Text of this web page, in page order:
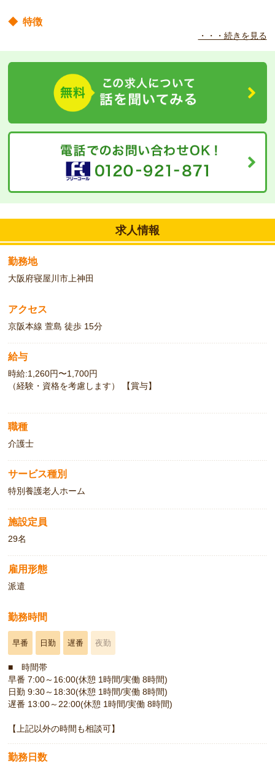
◆ 特徴
全個室１フロア１０名の小規模特別養護老人ホームです。
平成２４年４月設立。グループホームのような雰囲気で高齢者の
方々とコミュニケーションを取りながら仕事ができます。
・・・続きを見る
求人情報
勤務地
大阪府寝屋川市上神田
アクセス
京阪本線 萱島 徒歩 15分
給与
時給:1,260円〜1,700円
（経験・資格を考慮します） 【賞与】
職種
介護士
サービス種別
特別養護老人ホーム
施設定員
29名
雇用形態
派遣
勤務時間
早番 日勤 遅番 夜勤
■ 時間帯
早番 7:00～16:00(休憩 1時間/実働 8時間)
日勤 9:30～18:30(休憩 1時間/実働 8時間)
遅番 13:00～22:00(休憩 1時間/実働 8時間)
【上記以外の時間も相談可】
勤務日数